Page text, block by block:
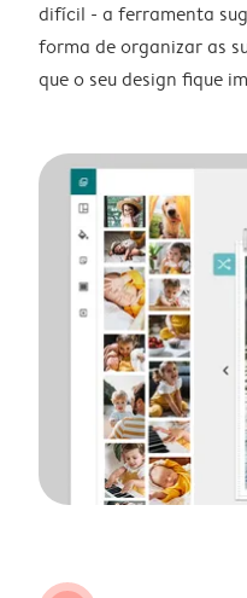
difícil - a ferramenta
forma de organizar as
que o seu design fique